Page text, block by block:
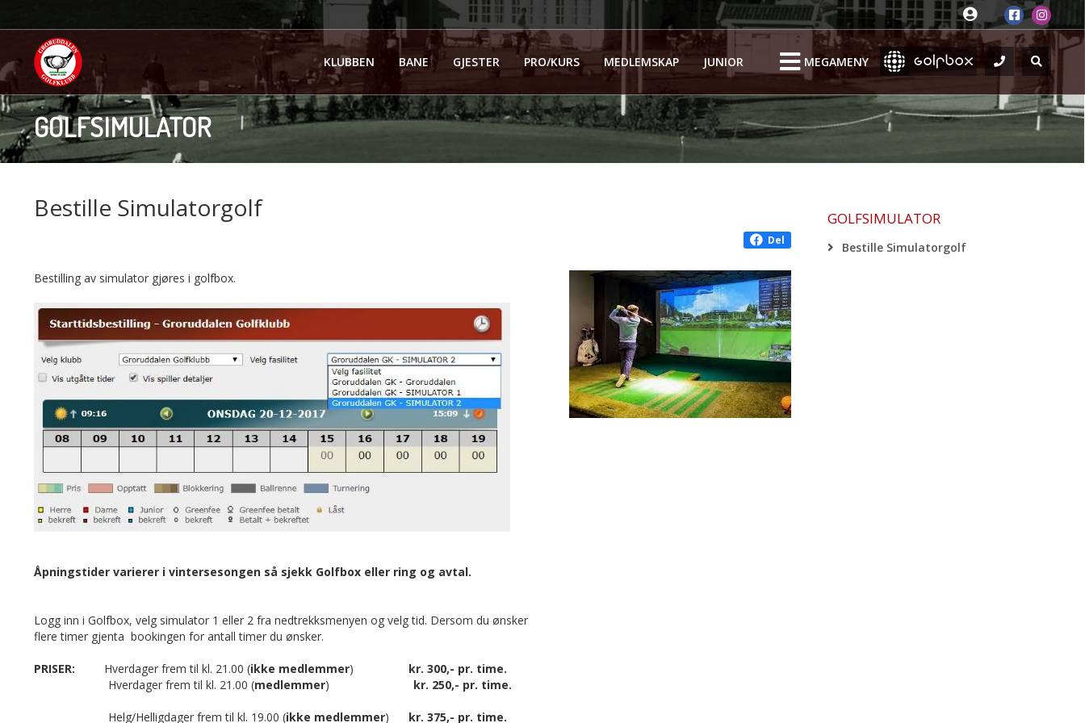
KLUBBEN BANE GJESTER PRO/KURS MEDLEMSKAP JUNIOR MEGAMENY
GOLFSIMULATOR
Bestille Simulatorgolf
Del
Bestilling av simulator gjøres i golfbox.
Åpningstider varierer i vintersesongen så sjekk Golfbox eller ring og avtal.
Logg inn i Golfbox, velg simulator 1 eller 2 fra nedtrekksmenyen og velg tid. Dersom du ønsker
flere timer gjenta bookingen for antall timer du ønsker.
PRISER: Hverdager frem til kl. 21.00 (ikke medlemmer)
kr. 300,- pr. time.
Hverdager frem til kl. 21.00 (medlemmer) kr. 250,- pr. time.
Helg/Helligdager frem til kl. 19.00 (ikke medlemmer) kr. 375,- pr. time.
GOLFSIMULATOR
Bestille Simulatorgolf